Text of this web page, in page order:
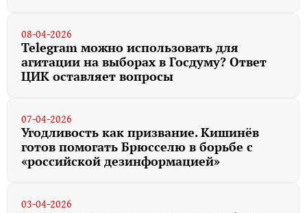
08-04-2026
Telegram можно использовать для
агитации на выборах в Госдуму? Ответ
ЦИК оставляет вопросы
07-04-2026
Угодливость как призвание. Кишинёв
готов помогать Брюсселю в борьбе с
«российской дезинформацией»
03-04-2026